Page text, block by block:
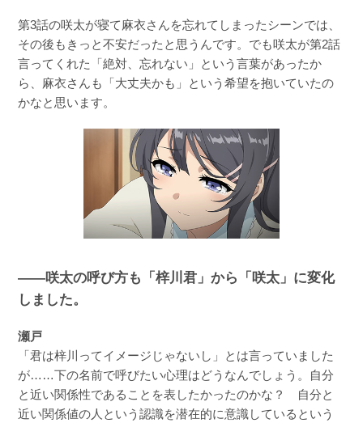
第3話の咲太が寝て麻衣さんを忘れてしまったシーンでは、
その後もきっと不安だったと思うんです。でも咲太が第2話
言ってくれた「絶対、忘れない」という言葉があったか
ら、麻衣さんも「大丈夫かも」という希望を抱いていたの
かなと思います。
――咲太の呼び方も「梓川君」から「咲太」に変化
しました。
瀬戸
「君は梓川ってイメージじゃないし」とは言っていました
が……下の名前で呼びたい心理はどうなんでしょう。自分
と近い関係性であることを表したかったのかな？ 自分と
近い関係値の人という認識を潜在的に意識しているという